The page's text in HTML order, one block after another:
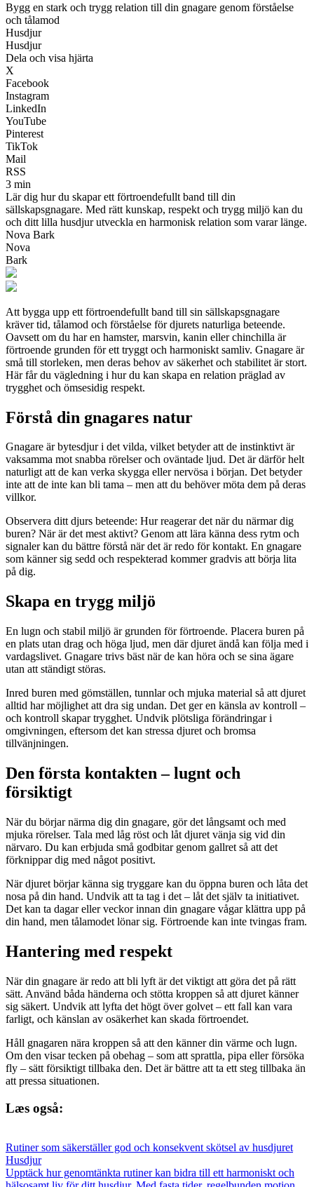
Bygg en stark och trygg relation till din gnagare genom förståelse
och tålamod
Husdjur
Husdjur
Dela och visa hjärta
X
Facebook
Instagram
LinkedIn
YouTube
Pinterest
TikTok
Mail
RSS
3 min
Lär dig hur du skapar ett förtroendefullt band till din
sällskapsgnagare. Med rätt kunskap, respekt och trygg miljö kan du
och ditt lilla husdjur utveckla en harmonisk relation som varar länge.
Nova Bark
Nova
Bark
Att bygga upp ett förtroendefullt band till sin sällskapsgnagare
kräver tid, tålamod och förståelse för djurets naturliga beteende.
Oavsett om du har en hamster, marsvin, kanin eller chinchilla är
förtroende grunden för ett tryggt och harmoniskt samliv. Gnagare är
små till storleken, men deras behov av säkerhet och stabilitet är stort.
Här får du vägledning i hur du kan skapa en relation präglad av
trygghet och ömsesidig respekt.
Förstå din gnagares natur
Gnagare är bytesdjur i det vilda, vilket betyder att de instinktivt är
vaksamma mot snabba rörelser och oväntade ljud. Det är därför helt
naturligt att de kan verka skygga eller nervösa i början. Det betyder
inte att de inte kan bli tama – men att du behöver möta dem på deras
villkor.
Observera ditt djurs beteende: Hur reagerar det när du närmar dig
buren? När är det mest aktivt? Genom att lära känna dess rytm och
signaler kan du bättre förstå när det är redo för kontakt. En gnagare
som känner sig sedd och respekterad kommer gradvis att börja lita
på dig.
Skapa en trygg miljö
En lugn och stabil miljö är grunden för förtroende. Placera buren på
en plats utan drag och höga ljud, men där djuret ändå kan följa med i
vardagslivet. Gnagare trivs bäst när de kan höra och se sina ägare
utan att ständigt störas.
Inred buren med gömställen, tunnlar och mjuka material så att djuret
alltid har möjlighet att dra sig undan. Det ger en känsla av kontroll –
och kontroll skapar trygghet. Undvik plötsliga förändringar i
omgivningen, eftersom det kan stressa djuret och bromsa
tillvänjningen.
Den första kontakten – lugnt och
försiktigt
När du börjar närma dig din gnagare, gör det långsamt och med
mjuka rörelser. Tala med låg röst och låt djuret vänja sig vid din
närvaro. Du kan erbjuda små godbitar genom gallret så att det
förknippar dig med något positivt.
När djuret börjar känna sig tryggare kan du öppna buren och låta det
nosa på din hand. Undvik att ta tag i det – låt det själv ta initiativet.
Det kan ta dagar eller veckor innan din gnagare vågar klättra upp på
din hand, men tålamodet lönar sig. Förtroende kan inte tvingas fram.
Hantering med respekt
När din gnagare är redo att bli lyft är det viktigt att göra det på rätt
sätt. Använd båda händerna och stötta kroppen så att djuret känner
sig säkert. Undvik att lyfta det högt över golvet – ett fall kan vara
farligt, och känslan av osäkerhet kan skada förtroendet.
Håll gnagaren nära kroppen så att den känner din värme och lugn.
Om den visar tecken på obehag – som att sprattla, pipa eller försöka
fly – sätt försiktigt tillbaka den. Det är bättre att ta ett steg tillbaka än
att pressa situationen.
Læs også:
Rutiner som säkerställer god och konsekvent skötsel av husdjuret
Husdjur
Upptäck hur genomtänkta rutiner kan bidra till ett harmoniskt och